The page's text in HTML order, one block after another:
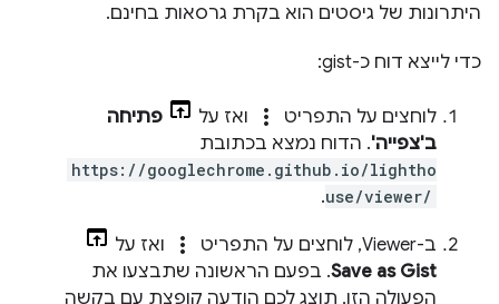
היתרונות של גיסטים הוא בקרת גרסאות בחינם.
כדי לייצא דוח כ-gist:
לוחצים על התפריט more_vert ואז על
פתיחה
ב'צפייה'. הדוח נמצא בכתובת
https://googlechrome.github.io/lightho
use/viewer/
.
ב-Viewer, לוחצים על התפריט more_vert
ואז על
Save as Gist. בפעם הראשונה שתבצעו את
הפעולה הזו, תוצג לכם הודעה קופצת עם בקשה